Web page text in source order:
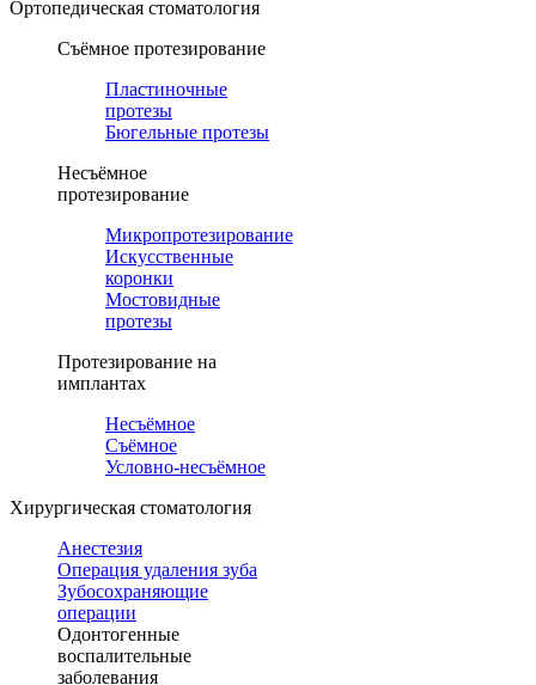
Ортопедическая cтоматология
Съёмное протезирование
Пластиночные
протезы
Бюгельные протезы
Несъёмное
протезирование
Микропротезирование
Искусственные
коронки
Мостовидные
протезы
Протезирование на
имплантах
Несъёмное
Съёмное
Условно-несъёмное
Хирургическая стоматология
Анестезия
Операция удаления зуба
Зубосохраняющие
операции
Одонтогенные
воспалительные
заболевания